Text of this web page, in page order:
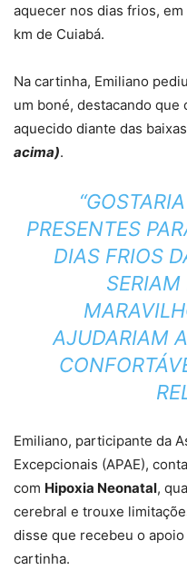
aquecer nos dias frios, em
km de Cuiabá.
Na cartinha, Emiliano
um boné, destacando que
aquecido diante das
acima).
PRESENTES
DIAS FRIOS
SERIAM
AJUDARIAM
Emiliano, participante da
Excepcionais (APAE),
com Hipoxia Neonatal,
cerebral e trouxe
disse que recebeu o
cartinha.